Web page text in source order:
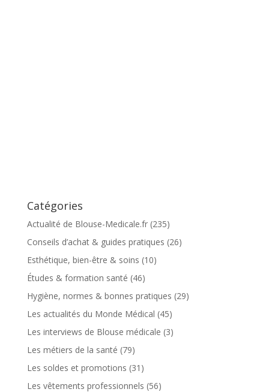
Catégories
Actualité de Blouse-Medicale.fr(235)
Conseils d’achat & guides pratiques (26)
Esthétique, bien-être & soins (10)
Études & formation santé (46)
Hygiène, normes & bonnes pratiques (29)
Les actualités du Monde Médical (45)
Les interviews de Blouse médicale (3)
Les métiers de la santé (79)
Les soldes et promotions (31)
Les vêtements professionnels (56)